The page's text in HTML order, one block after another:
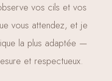
vos cils et vos
vous attendez, et je
la plus adaptée —
et respectueux.